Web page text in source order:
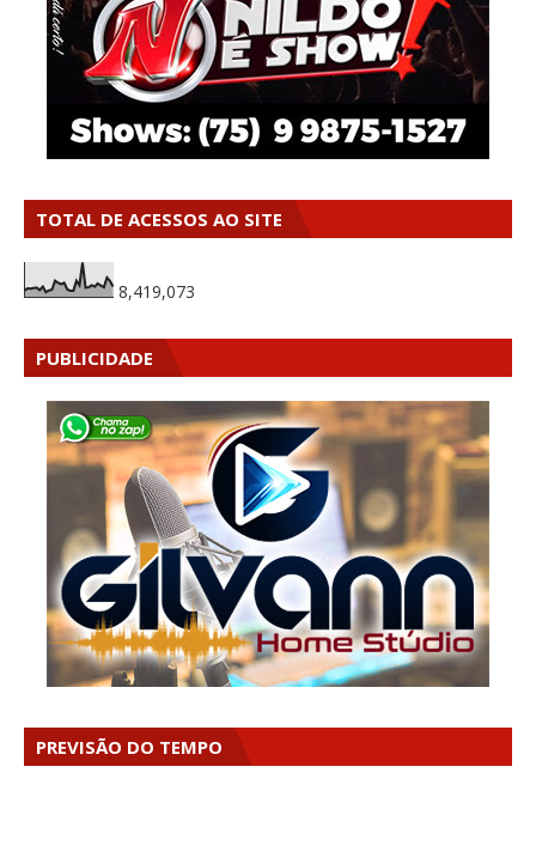
TOTAL DE ACESSOS AO SITE
8,419,073
PUBLICIDADE
PREVISÃO DO TEMPO